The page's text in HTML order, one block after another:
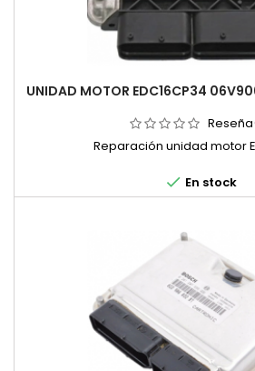
UNIDAD MOTOR EDC16CP34
Reparación unidad motor
 En stock